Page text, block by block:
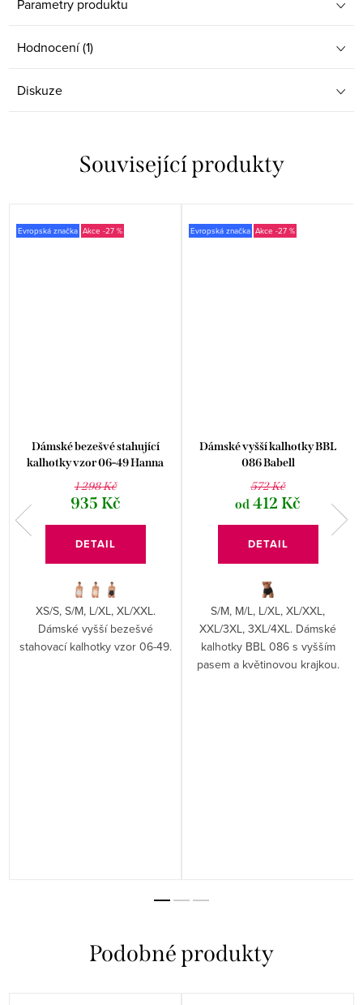
Parametry produktu
Hodnocení (1)
Diskuze
Související produkty
Evropská značka -27 %
Dámské bezešvé stahující
kalhotky vzor 06-49 Hanna
Style
1 298 Kč
935 Kč
DETAIL
XS/S, S/M, L/XL, XL/XXL.
Dámské vyšší bezešvé
stahovací kalhotky vzor 06-49.
Evropská značka -27 %
Dámské vyšší kalhotky BBL
086 Babell
572 Kč
od 412 Kč
DETAIL
S/M, M/L, L/XL, XL/XXL,
XXL/3XL, 3XL/4XL. Dámské
kalhotky BBL 086 s vyšším
pasem a květinovou krajkou.